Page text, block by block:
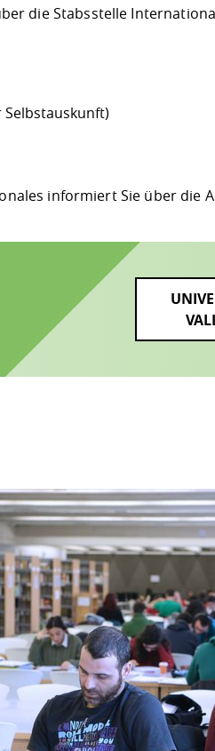
die Stabsstelle
Selbstauskunft)
informiert Sie über die